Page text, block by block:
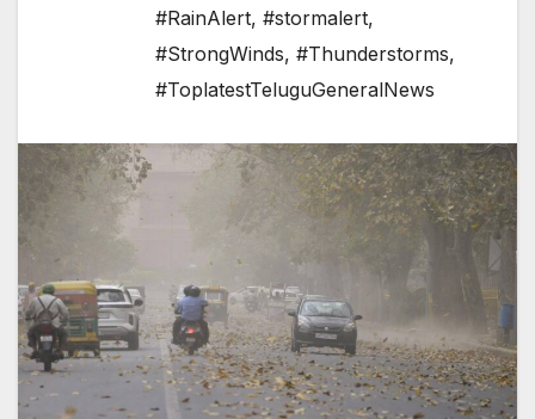
#RainAlert, #stormalert,
#StrongWinds, #Thunderstorms,
#ToplatestTeluguGeneralNews